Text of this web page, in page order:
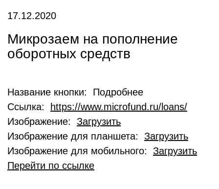
17.12.2020
Микрозаем на пополнение
оборотных средств
Название кнопки: Подробнее
Ссылка:
https://www.microfund.ru/loans/
Изображение: Загрузить
Изображение для планшета: Загрузить
Изображение для мобильного: Загрузить
Перейти по ссылке